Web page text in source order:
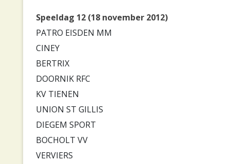
Speeldag 12 (18 november 2012)
PATRO EISDEN MM
CINEY
BERTRIX
DOORNIK RFC
KV TIENEN
UNION ST GILLIS
DIEGEM SPORT
BOCHOLT VV
VERVIERS